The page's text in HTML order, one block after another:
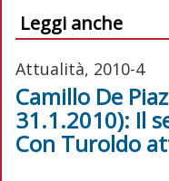
Leggi anche
Attualità, 2010-4
Camillo De
31.1.2010): Il
Con Turoldo